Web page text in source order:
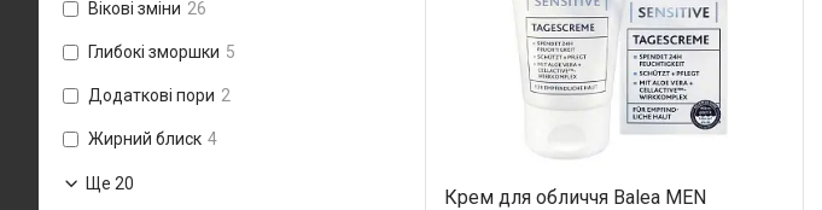
Крем для обличчя Balea MEN
Вікові зміни 26
Глибокі зморшки 5
Додаткові пори 2
Жирний блиск 4
Ще 20